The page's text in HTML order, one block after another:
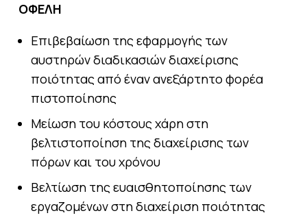
ΟΦΕΛΗ
Επιβεβαίωση της εφαρμογής των
αυστηρών διαδικασιών διαχείρισης
ποιότητας από έναν ανεξάρτητο φορέα
πιστοποίησης
Μείωση του κόστους χάρη στη
βελτιστοποίηση της διαχείρισης των
πόρων και του χρόνου
Βελτίωση της ευαισθητοποίησης των
εργαζομένων στη διαχείριση ποιότητας